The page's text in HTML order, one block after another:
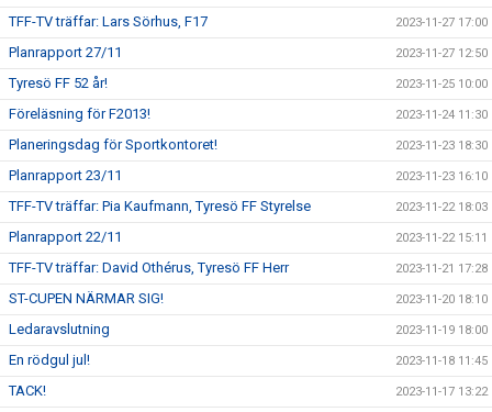
TFF-TV träffar: Lars Sörhus, F17 2023-11-27 17:00
Planrapport 27/11 2023-11-27 12:50
Tyresö FF 52 år! 2023-11-25 10:00
Föreläsning för F2013! 2023-11-24 11:30
Planeringsdag för Sportkontoret! 2023-11-23 18:30
Planrapport 23/11 2023-11-23 16:10
TFF-TV träffar: Pia Kaufmann, Tyresö FF Styrelse 2023-11-22 18:03
Planrapport 22/11 2023-11-22 15:11
TFF-TV träffar: David Othérus, Tyresö FF Herr 2023-11-21 17:28
ST-CUPEN NÄRMAR SIG! 2023-11-20 18:10
Ledaravslutning 2023-11-19 18:00
En rödgul jul! 2023-11-18 11:45
TACK! 2023-11-17 13:22